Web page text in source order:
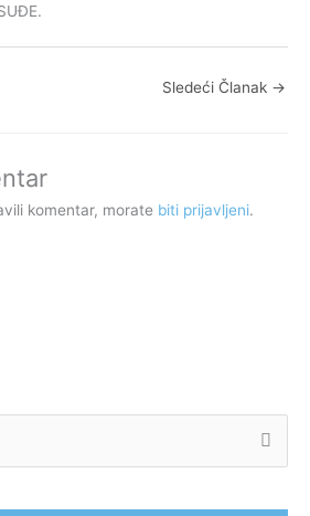
Sledeći Članak →
komentar, morate biti prijavljeni.